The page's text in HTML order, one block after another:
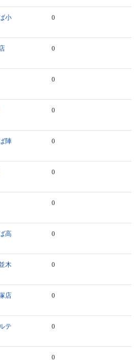
小
0
0
0
0
陣
0
0
0
高
0
木
0
店 0
テ
0
0